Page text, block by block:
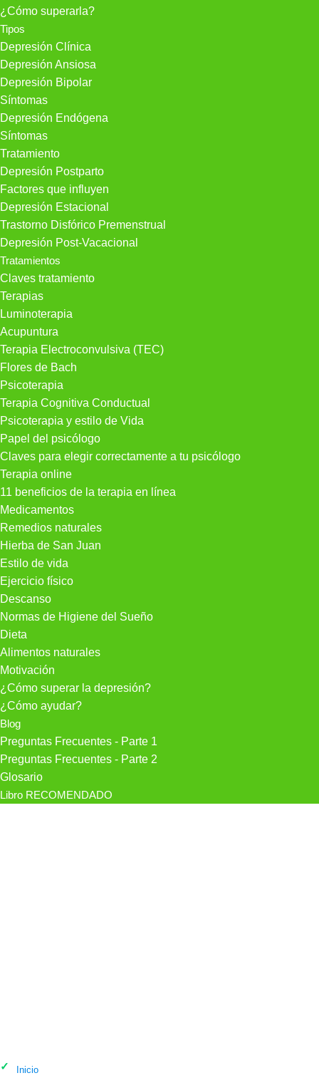
¿Cómo superarla?
Tipos
Depresión Clínica
Depresión Ansiosa
Depresión Bipolar
Síntomas
Depresión Endógena
Síntomas
Tratamiento
Depresión Postparto
Factores que influyen
Depresión Estacional
Trastorno Disfórico Premenstrual
Depresión Post-Vacacional
Tratamientos
Claves tratamiento
Terapias
Luminoterapia
Acupuntura
Terapia Electroconvulsiva (TEC)
Flores de Bach
Psicoterapia
Terapia Cognitiva Conductual
Psicoterapia y estilo de Vida
Papel del psicólogo
Claves para elegir correctamente a tu psicólogo
Terapia online
11 beneficios de la terapia en línea
Medicamentos
Remedios naturales
Hierba de San Juan
Estilo de vida
Ejercicio físico
Descanso
Normas de Higiene del Sueño
Dieta
Alimentos naturales
Motivación
¿Cómo superar la depresión?
¿Cómo ayudar?
Blog
Preguntas Frecuentes - Parte 1
Preguntas Frecuentes - Parte 2
Glosario
Libro RECOMENDADO
Inicio